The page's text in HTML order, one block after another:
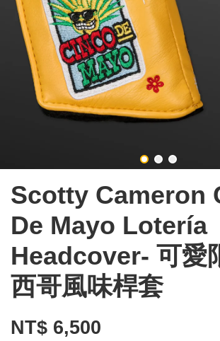
Scotty Cameron
De Mayo Lotería
Headcover- 可愛
西哥風味桿套
NT$ 6,500